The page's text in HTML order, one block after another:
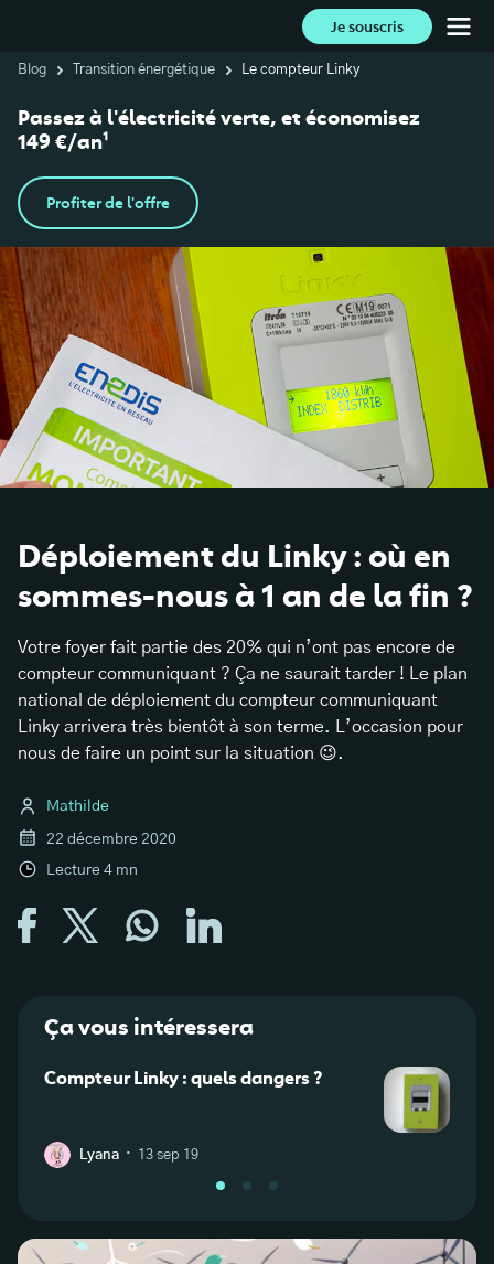
Je souscris
Blog Transition énergétique Le compteur Linky
Passez à l'électricité verte, et économisez
149 €/an¹
Profiter de l'offre
Déploiement du Linky : où en
sommes-nous à 1 an de la fin ?
Votre foyer fait partie des 20% qui n’ont pas encore de
compteur communiquant ? Ça ne saurait tarder ! Le plan
national de déploiement du compteur communiquant
Linky arrivera très bientôt à son terme. L’occasion pour
nous de faire un point sur la situation 😉.
Mathilde
22 décembre 2020
Lecture 4 mn
Ça vous intéressera
Compteur Linky : quels dangers ?
Lyana · 13 sep 19